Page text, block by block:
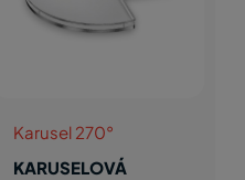
Karusel 270°
KARUSELOVÁ